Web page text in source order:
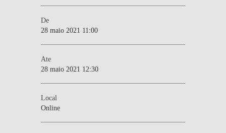
De
28 maio 2021 11:00
Ate
28 maio 2021 12:30
Local
Online